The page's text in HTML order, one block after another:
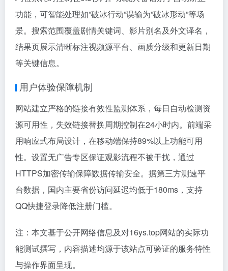
功能，可智能处理如”破冰行动”误输为”破冰形动”等场
景。搜索范围覆盖剧情关键词、影片别名及外文译名，
结果页展示清晰标注视频源平台、画质分级和更新日期
等关键信息。
用户体验保障机制
网站建立严格的链接有效性监测体系，每日自动检测资
源可用性，失效链接替换周期控制在24小时内。前端采
用响应式布局设计，在移动端保持89%以上功能可用
性。设置无广告专区保证观影流程不被干扰，通过
HTTPS加密传输保障数据传输安全。据第三方测速平
台数据，国内主要省份访问延迟均低于180ms，支持
QQ快捷登录降低注册门槛。
注：本文基于公开网络信息及对16ys.top网站的实际功
能测试撰写，内容描述均源于该站点可验证的服务特性
与操作界面呈现。